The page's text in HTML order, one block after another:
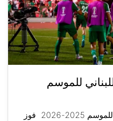
للموسم
الأنصار بطلًا للدوري اللبناني للموسم 2025-2026 فوز